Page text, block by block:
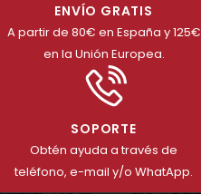
ENVÍO GRATIS
A partir de 80€ en España y 125€
en la Unión Europea.
SOPORTE
Obtén ayuda a través de
teléfono, e-mail y/o WhatApp.